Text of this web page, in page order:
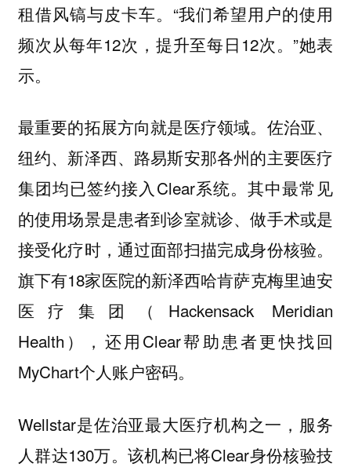
租借风镐与皮卡车。“我们希望用户的使用
频次从每年12次，提升至每日12次。”她表
示。
最重要的拓展方向就是医疗领域。佐治亚、
纽约、新泽西、路易斯安那各州的主要医疗
集团均已签约接入Clear系统。其中最常见
的使用场景是患者到诊室就诊、做手术或是
接受化疗时，通过面部扫描完成身份核验。
旗下有18家医院的新泽西哈肯萨克梅里迪安
医疗集团（Hackensack Meridian
Health），还用Clear帮助患者更快找回
MyChart个人账户密码。
Wellstar是佐治亚最大医疗机构之一，服务
人群达130万。该机构已将Clear身份核验技